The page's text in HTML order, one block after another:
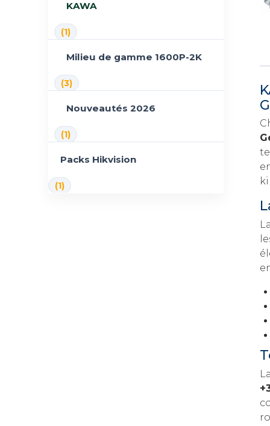
KAWA
(1)
Milieu de gamme 1600P-2K
(3)
Nouveautés 2026
(1)
Packs Hikvision
(1)